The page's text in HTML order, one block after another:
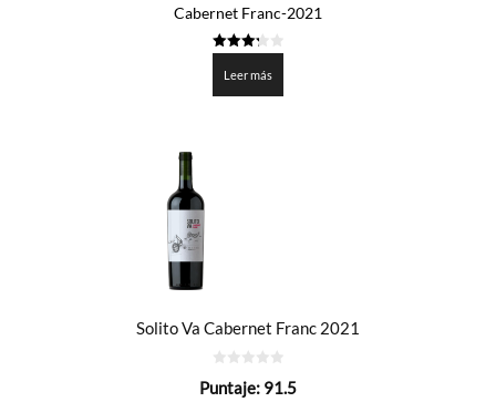
Cabernet Franc-2021
de 5
Leer más
Solito Va Cabernet Franc 2021
de
Puntaje: 91.5